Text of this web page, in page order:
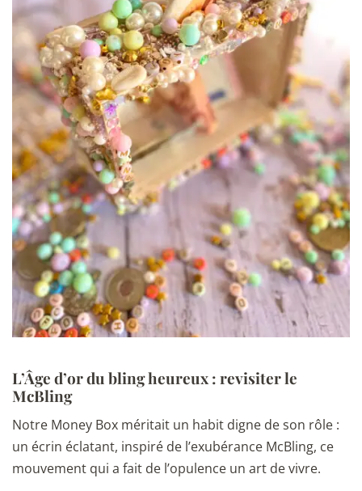
L’Âge d’or du bling heureux : revisiter le
McBling
Notre Money Box méritait un habit digne de son rôle :
un écrin éclatant, inspiré de l’exubérance McBling, ce
mouvement qui a fait de l’opulence un art de vivre.